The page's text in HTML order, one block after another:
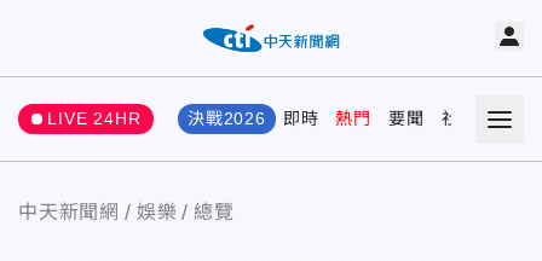
LIVE 24HR 決戰2026 即時 熱門 要聞 社會 娛樂
中天新聞網 娛樂 總覽